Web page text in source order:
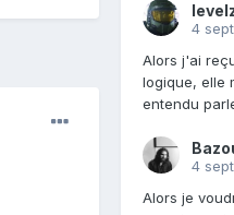
4
Alors j'ai
logique, elle
entendu
4
Alors je